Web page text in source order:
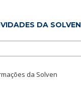
DA SOLVEN
da Solven